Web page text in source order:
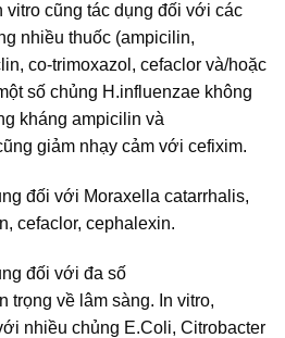
vitro cũng tác dụng đối với các
nhiều thuốc (ampicilin,
co-trimoxazol, cefaclor và/hoặc
số chủng H.influenzae không
kháng ampicilin và
giảm nhạy cảm với cefixim.
đối với Moraxella catarrhalis,
cefaclor, cephalexin.
đối với đa số
trọng về lâm sàng. In vitro,
nhiều chủng E.Coli, Citrobacter